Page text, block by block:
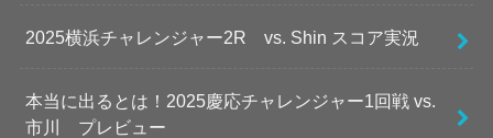
2025横浜チャレンジャー2R vs. Shin スコア実況
本当に出るとは！2025慶応チャレンジャー1回戦 vs.
市川 プレビュー